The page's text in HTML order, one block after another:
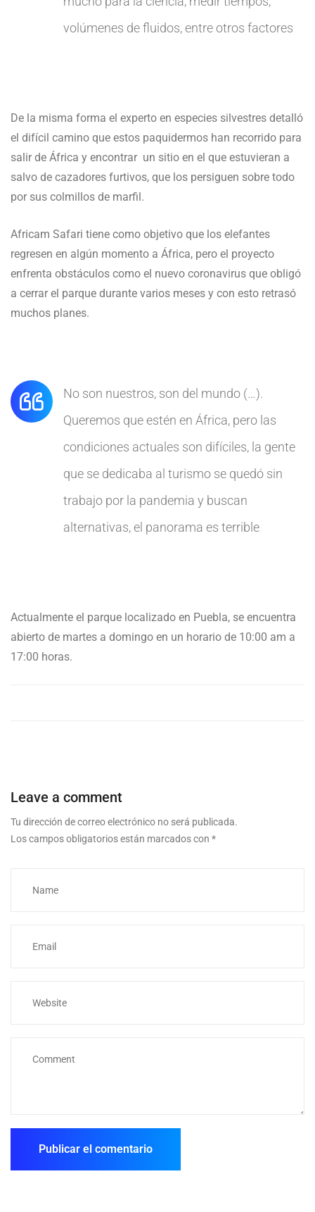
volúmenes de fluidos, entre otros factores
De la misma forma el experto en especies silvestres detalló
el difícil camino que estos paquidermos han recorrido para
salir de África y encontrar un sitio en el que estuvieran a
salvo de cazadores furtivos, que los persiguen sobre todo
por sus colmillos de marfil.
Africam Safari tiene como objetivo que los elefantes
regresen en algún momento a África, pero el proyecto
enfrenta obstáculos como el nuevo coronavirus que obligó
a cerrar el parque durante varios meses y con esto retrasó
muchos planes.
No son nuestros, son del mundo (…).
Queremos que estén en África, pero las
condiciones actuales son difíciles, la gente
que se dedicaba al turismo se quedó sin
trabajo por la pandemia y buscan
alternativas, el panorama es terrible
Actualmente el parque localizado en Puebla, se encuentra
abierto de martes a domingo en un horario de 10:00 am a
17:00 horas.
Leave a comment
Tu dirección de correo electrónico no será publicada.
Los campos obligatorios están marcados con *